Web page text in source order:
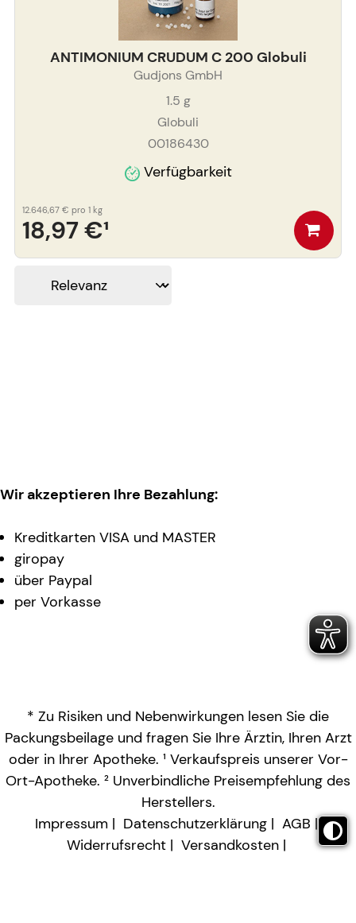
ANTIMONIUM CRUDUM C 200 Globuli
Gudjons GmbH
1.5 g
Globuli
00186430
Verfügbarkeit
18,97 €¹
12.646,67 € pro 1 kg
Wir akzeptieren Ihre Bezahlung:
Kreditkarten VISA und MASTER
giropay
über Paypal
per Vorkasse
* Zu Risiken und Nebenwirkungen lesen Sie die
Packungsbeilage und fragen Sie Ihre Ärztin, Ihren Arzt
oder in Ihrer Apotheke. ¹ Verkaufspreis unserer Vor-
Ort-Apotheke. ² Unverbindliche Preisempfehlung des
Herstellers.
Impressum
Datenschutzerklärung
AGB
Widerrufsrecht
Versandkosten